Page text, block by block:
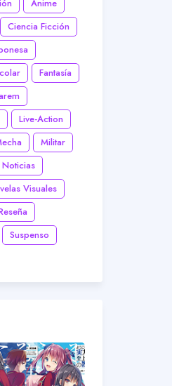
Anime
Ciencia Ficción
Fantasía
Live-Action
Militar
Noticias
Visuales
Suspenso